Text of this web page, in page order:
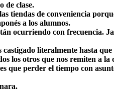
de clase.
tiendas de conveniencia
a los alumnos.
ocurriendo con frecuencia.
literalmente hasta
los otros que nos remiten a
que perder el tiempo con